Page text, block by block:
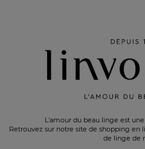
L'amour du beau linge est
Retrouvez sur notre site de shopping
de linge de